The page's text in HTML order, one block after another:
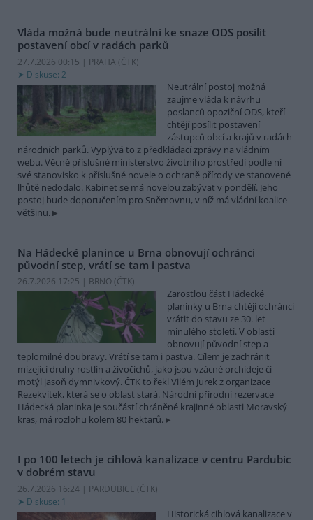
Vláda možná bude neutrální ke snaze ODS posílit
postavení obcí v radách parků
27.7.2026 00:15 | PRAHA (ČTK)
Diskuse: 2
Neutrální postoj možná
zaujme vláda k návrhu
poslanců opoziční ODS, kteří
chtějí posílit postavení
zástupců obcí a krajů v radách
národních parků. Vyplývá to z předkládací zprávy na vládním
webu. Věcně příslušné ministerstvo životního prostředí podle ní
své stanovisko k příslušné novele o ochraně přírody ve stanovené
lhůtě nedodalo. Kabinet se má novelou zabývat v pondělí. Jeho
postoj bude doporučením pro Sněmovnu, v níž má vládní koalice
většinu.
Na Hádecké planince u Brna obnovují ochránci
původní step, vrátí se tam i pastva
26.7.2026 17:25 | BRNO (ČTK)
Zarostlou část Hádecké
planinky u Brna chtějí ochránci
vrátit do stavu ze 30. let
minulého století. V oblasti
obnovují původní step a
teplomilné doubravy. Vrátí se tam i pastva. Cílem je zachránit
mizející druhy rostlin a živočichů, jako jsou vzácné orchideje či
motýl jasoň dymnivkový. ČTK to řekl Vilém Jurek z organizace
Rezekvítek, která se o oblast stará. Národní přírodní rezervace
Hádecká planinka je součástí chráněné krajinné oblasti Moravský
kras, má rozlohu kolem 80 hektarů.
I po 100 letech je cihlová kanalizace v centru Pardubic
v dobrém stavu
26.7.2026 16:24 | PARDUBICE (ČTK)
Diskuse: 1
Historická cihlová kanalizace v